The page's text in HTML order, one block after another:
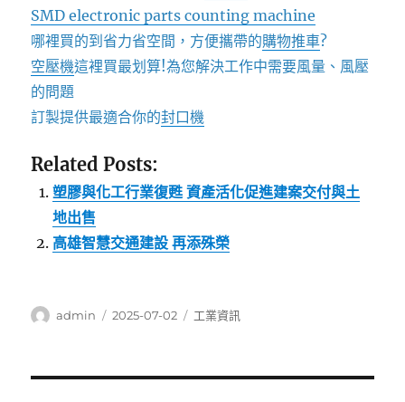
SMD electronic parts counting machine
哪裡買的到省力省空間，方便攜帶的購物推車?
空壓機這裡買最划算!為您解決工作中需要風量、風壓
的問題
訂製提供最適合你的封口機
Related Posts:
塑膠與化工行業復甦 資產活化促進建案交付與土
地出售
高雄智慧交通建設 再添殊榮
作
admin
發
2025-07-02
分
工業資訊